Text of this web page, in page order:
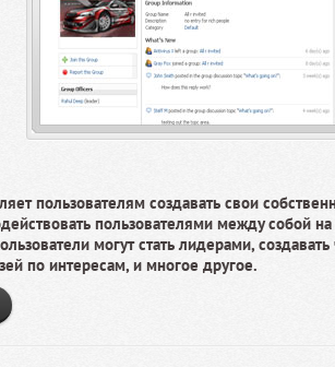
пользователям создавать свои
пользователями между собой
могут стать лидерами,
по интересам, и многое другое.